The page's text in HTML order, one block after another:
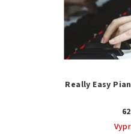
Really Easy